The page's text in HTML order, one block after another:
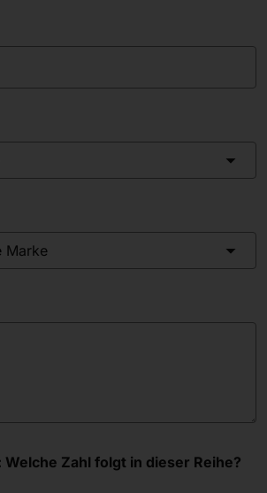
Marke
Zahl folgt in dieser Reihe?